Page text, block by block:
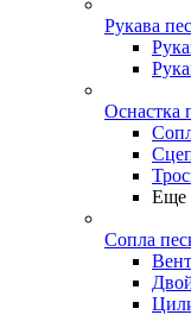
Рукава
Оснастка
Еще
Сопла